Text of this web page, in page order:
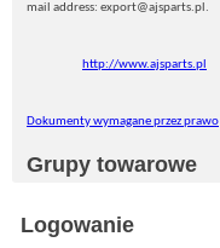
mail address: export@ajsparts.pl.
http://www.ajsparts.pl
Dokumenty wymagane przez prawo
Grupy towarowe
Logowanie